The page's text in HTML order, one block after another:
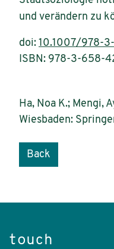
und verändern zu
doi: 10.1007/978-
ISBN: 978-3-658-
Ha, Noa K.; Mengi,
Wiesbaden:
Back
touch